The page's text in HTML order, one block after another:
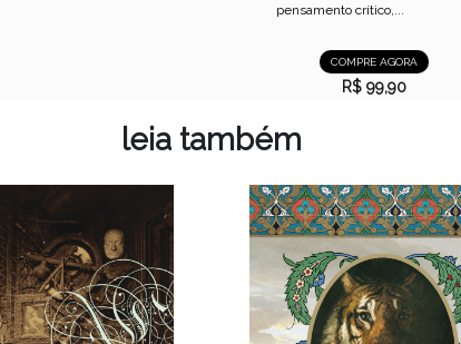
pensamento crítico,...
COMPRE AGORA
R$ 99,90
leia também